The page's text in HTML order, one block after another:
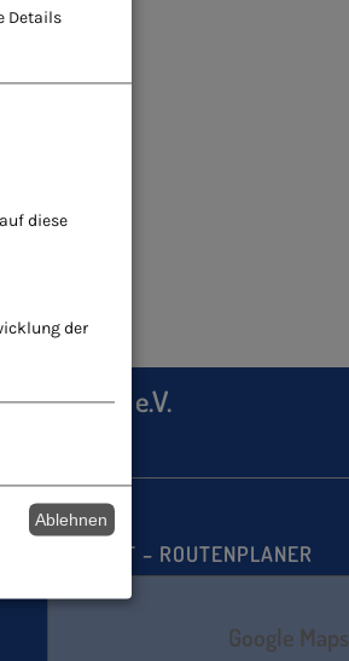
e.V.
ANFAHRT – ROUTENPLANER
Google Maps
Details
diese
der
Ablehnen